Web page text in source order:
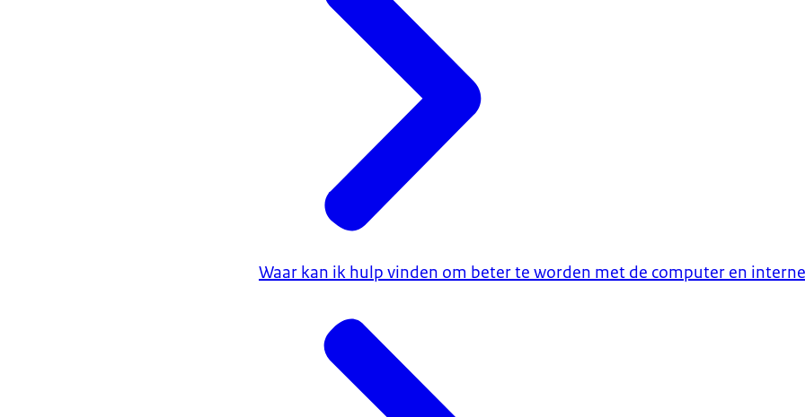
Waar kan ik hulp vinden om beter te worden met de computer en